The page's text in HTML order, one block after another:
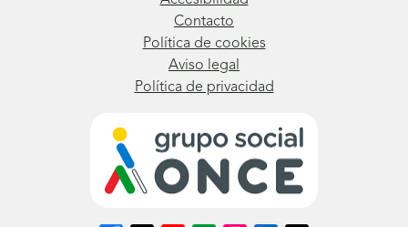
Contacto
Política de cookies
Aviso legal
Política de privacidad